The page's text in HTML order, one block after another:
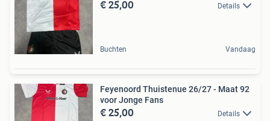
€ 25,00 Details
Buchten Vandaag
Feyenoord Thuistenue 26/27 - Maat 92
voor Jonge Fans
€ 25,00 Details